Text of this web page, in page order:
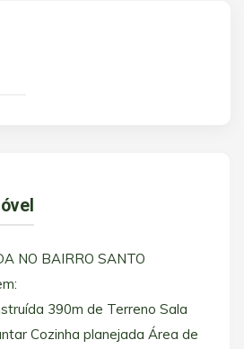
NO BAIRRO SANTO
390m de Terreno Sala
Cozinha planejada Área de